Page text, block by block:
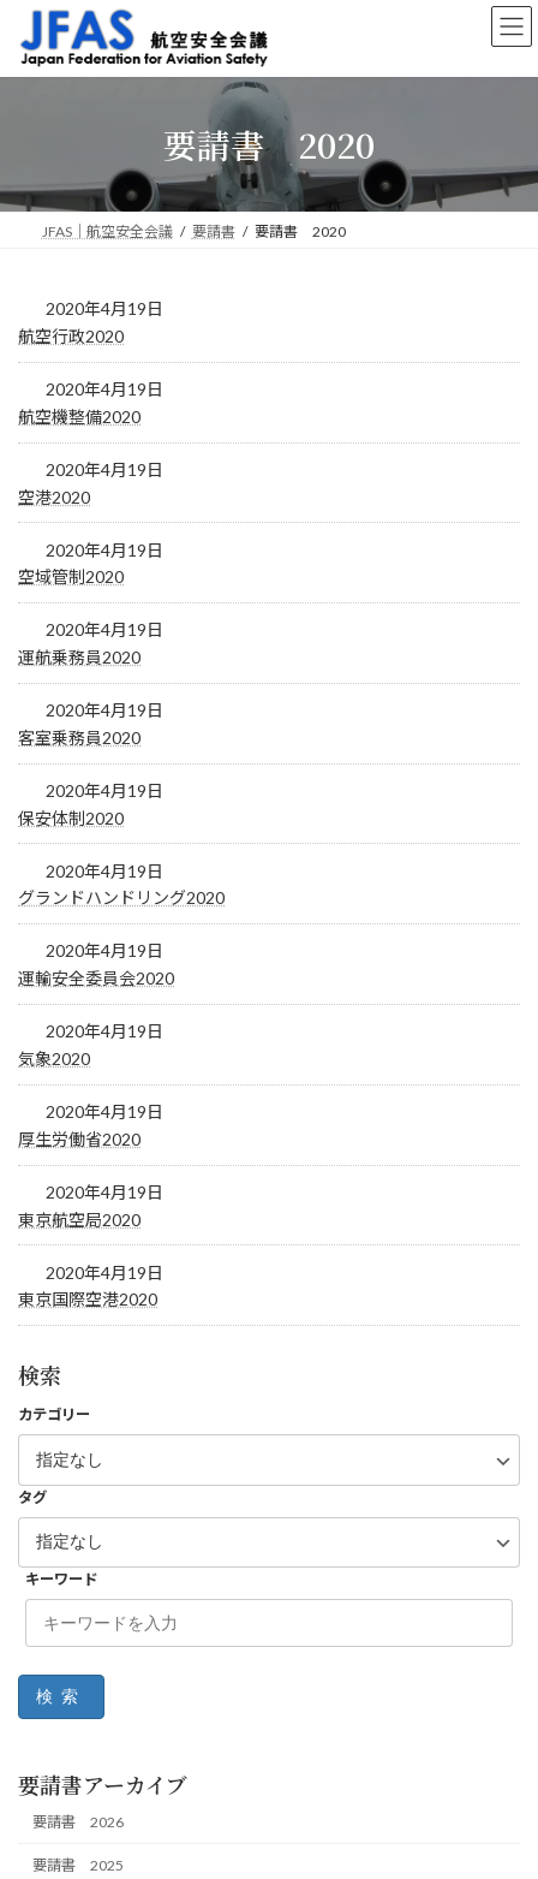
ン
ッ
ー
移
要請書 2020
JFAS｜航空安全会議 要請書 要請書 2020
2020年4月19日
航空行政2020
2020年4月19日
航空機整備2020
2020年4月19日
空港2020
2020年4月19日
空域管制2020
2020年4月19日
運航乗務員2020
2020年4月19日
客室乗務員2020
2020年4月19日
保安体制2020
2020年4月19日
グランドハンドリング2020
2020年4月19日
運輸安全委員会2020
2020年4月19日
気象2020
2020年4月19日
厚生労働省2020
2020年4月19日
東京航空局2020
2020年4月19日
東京国際空港2020
検索
カテゴリー
タグ
キーワード
検索
要請書アーカイブ
要請書 2026
要請書 2025